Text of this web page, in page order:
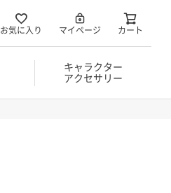
お気に入り マイページ カート
キャラクター
アクセサリー